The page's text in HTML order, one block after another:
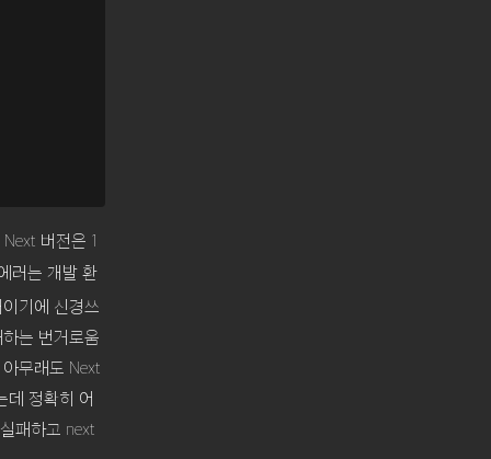
버전은 1
러는 개발 환
기에 신경쓰
는 번거로움
무래도 Next
데 정확히 어
패하고 next